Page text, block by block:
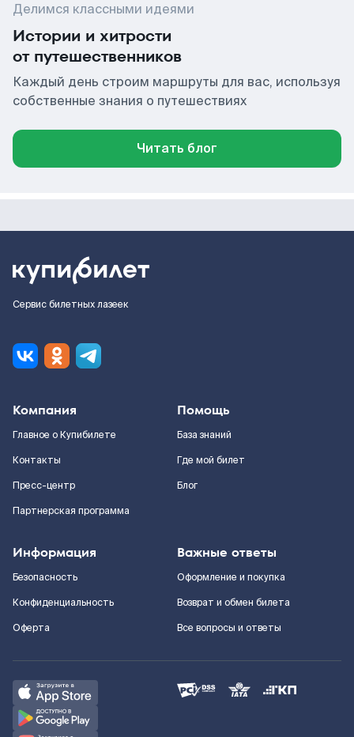
Делимся классными идеями
Истории и хитрости
от путешественников
Каждый день строим маршруты для вас, используя
собственные знания о путешествиях
Читать блог
Сервис билетных лазеек
Компания
Главное о Купибилете
Контакты
Пресс-центр
Партнерская программа
Помощь
База знаний
Где мой билет
Блог
Информация
Безопасность
Конфиденциальность
Оферта
Важные ответы
Оформление и покупка
Возврат и обмен билета
Все вопросы и ответы